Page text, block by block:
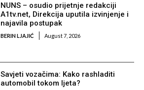
NUNS – osudio prijetnje redakciji
A1tv.net, Direkcija uputila izvinjenje i
najavila postupak
BERIN LJAJIĆ August 7, 2026
Savjeti vozačima: Kako rashladiti
automobil tokom ljeta?